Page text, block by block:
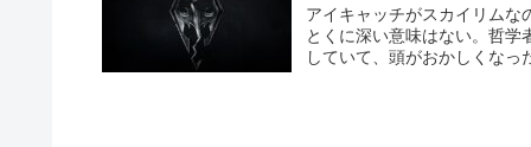
アイキャッチがスカイリムな
とくに深い意味はない。哲学
していて、頭がおかしくなっ